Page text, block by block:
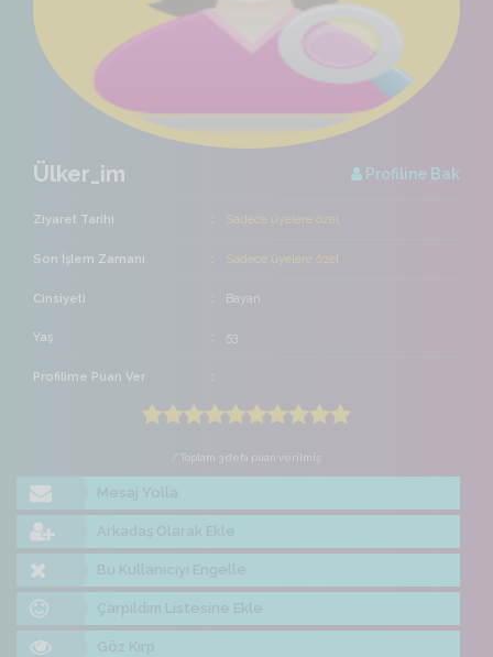
Ülker_im Profiline Bak
Ziyaret Tarihi Sadece üyelere özel
Son İşlem Zamanı Sadece üyelere özel
Cinsiyeti Bayan
Yaş 53
Profilime Puan Ver
/ Toplam 3 defa puan verilmiş
Mesaj Yolla
Arkadaş Olarak Ekle
Bu Kullanıcıyı Engelle
Çarpıldım Listesine Ekle
Göz Kırp